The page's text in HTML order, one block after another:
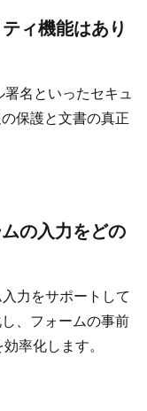
ィ機能はあり
名といったセキュ
保護と文書の真正
の入力をどの
力をサポートして
、フォームの事前
率化します。